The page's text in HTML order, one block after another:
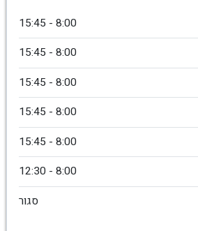
8:00 - 15:45
8:00 - 15:45
8:00 - 15:45
8:00 - 15:45
8:00 - 15:45
8:00 - 12:30
סגור